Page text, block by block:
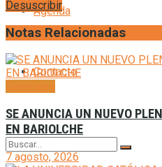
Agenda
Contacto
Desuscribir
Notas Relacionadas
SE ANUNCIA UN NUEVO
EN BARIOLCHE
7 agosto, 2026